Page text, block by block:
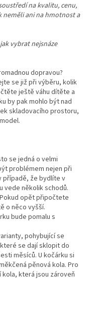
na kvalitu, cenu,
neměli ani na hmotnost a
vybrat nejsnáze
dopravou?
se již při výběru, kolik
ještě váhu dítěte a
by pak mohlo být nad
skladovacího prostoru,
se jedná o velmi
problémem nejen při
případě, že bydlíte v
vede několik schodů.
opět připočtete
o něco vyšší.
bude pomalu s
pohybující se
se dají sklopit do
měsíců. U kočárku si
pěnová kola. Pro
která jsou zároveň